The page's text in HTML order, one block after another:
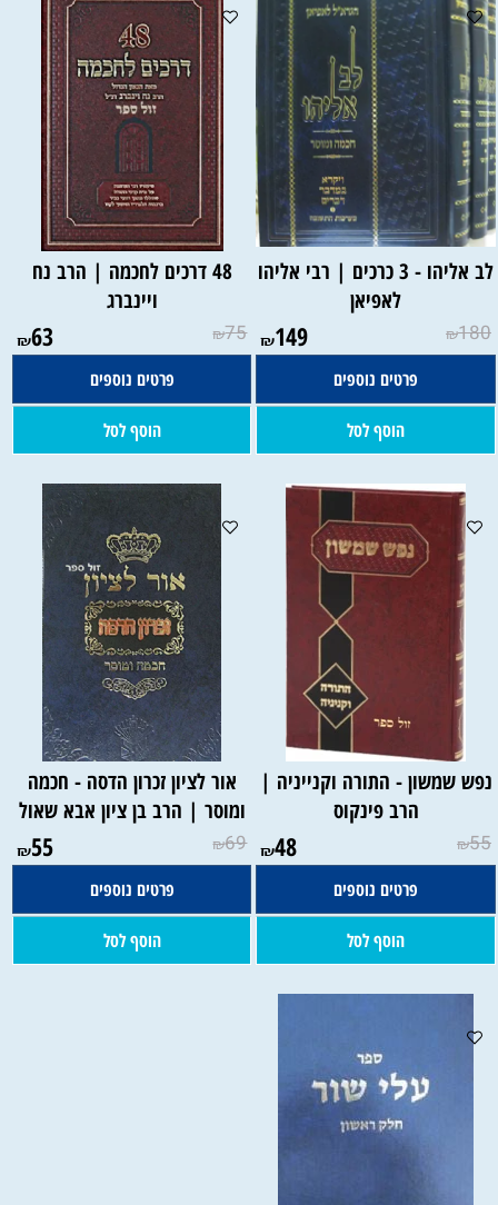
לב אליהו - 3 כרכים | רבי אליהו
לאפיאן
₪180
₪149
פרטים נוספים
הוסף לסל
48 דרכים לחכמה | הרב נח
ויינברג
₪75
₪63
פרטים נוספים
הוסף לסל
נפש שמשון - התורה וקנייניה |
הרב פינקוס
₪55
₪48
פרטים נוספים
הוסף לסל
אור לציון זכרון הדסה - חכמה
ומוסר | הרב בן ציון אבא שאול
₪69
₪55
פרטים נוספים
הוסף לסל